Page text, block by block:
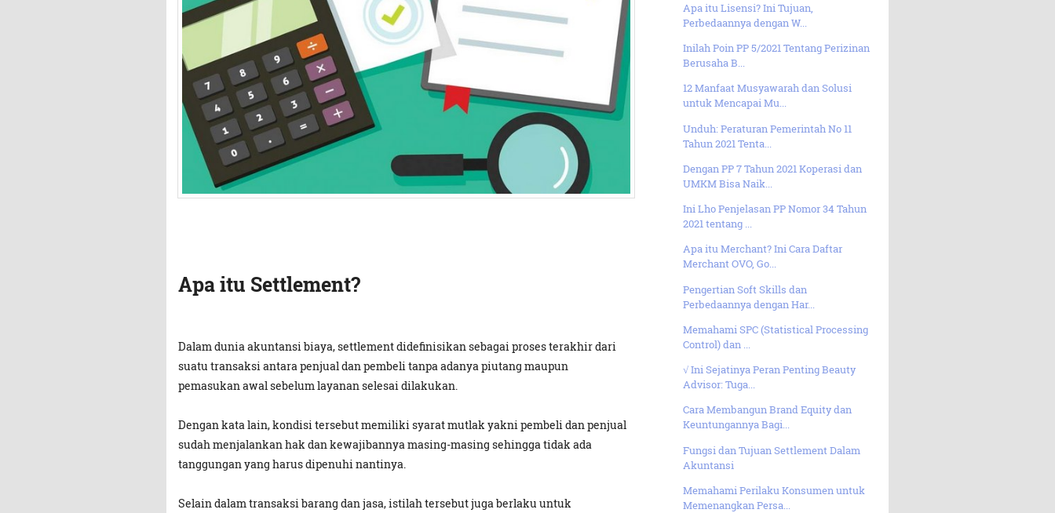
Apa itu Settlement?
Dalam dunia akuntansi biaya, settlement didefinisikan sebagai proses terakhir dari
suatu transaksi antara penjual dan pembeli tanpa adanya piutang maupun
pemasukan awal sebelum layanan selesai dilakukan.
Dengan kata lain, kondisi tersebut memiliki syarat mutlak yakni pembeli dan penjual
sudah menjalankan hak dan kewajibannya masing-masing sehingga tidak ada
tanggungan yang harus dipenuhi nantinya.
Selain dalam transaksi barang dan jasa, istilah tersebut juga berlaku untuk
Apa itu Lisensi? Ini Tujuan,
Perbedaannya dengan W...
Inilah Poin PP 5/2021 Tentang Perizinan
Berusaha B...
12 Manfaat Musyawarah dan Solusi
untuk Mencapai Mu...
Unduh: Peraturan Pemerintah No 11
Tahun 2021 Tenta...
Dengan PP 7 Tahun 2021 Koperasi dan
UMKM Bisa Naik...
Ini Lho Penjelasan PP Nomor 34 Tahun
2021 tentang ...
Apa itu Merchant? Ini Cara Daftar
Merchant OVO, Go...
Pengertian Soft Skills dan
Perbedaannya dengan Har...
Memahami SPC (Statistical Processing
Control) dan ...
√ Ini Sejatinya Peran Penting Beauty
Advisor: Tuga...
Cara Membangun Brand Equity dan
Keuntungannya Bagi...
Fungsi dan Tujuan Settlement Dalam
Akuntansi
Memahami Perilaku Konsumen untuk
Memenangkan Persa...